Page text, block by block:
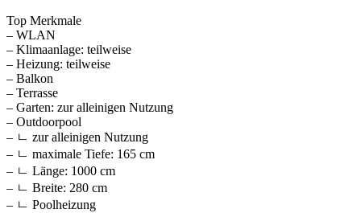
Top Merkmale
– WLAN
– Klimaanlage: teilweise
– Heizung: teilweise
– Balkon
– Terrasse
– Garten: zur alleinigen Nutzung
– Outdoorpool
– ㄴ zur alleinigen Nutzung
– ㄴ maximale Tiefe: 165 cm
– ㄴ Länge: 1000 cm
– ㄴ Breite: 280 cm
– ㄴ Poolheizung